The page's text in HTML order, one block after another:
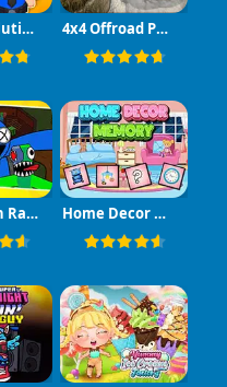
Police Evolution Idle 4x4 Offroad Project Mountain Hills
Survivor In Rainbow Monster Home Decor Memory